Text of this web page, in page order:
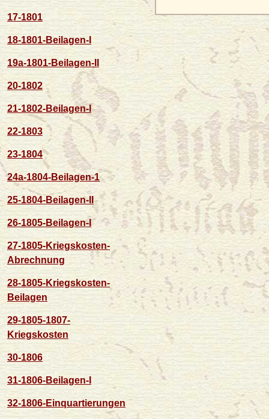
17-1801
18-1801-Beilagen-I
19a-1801-Beilagen-II
20-1802
21-1802-Beilagen-I
22-1803
23-1804
24a-1804-Beilagen-1
25-1804-Beilagen-II
26-1805-Beilagen-I
27-1805-Kriegskosten-
Abrechnung
28-1805-Kriegskosten-
Beilagen
29-1805-1807-
Kriegskosten
30-1806
31-1806-Beilagen-I
32-1806-Einquartierungen